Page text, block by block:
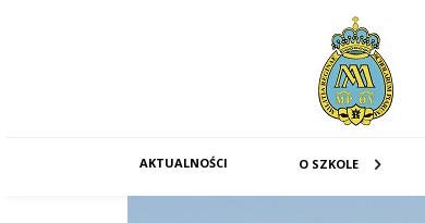
AKTUALNOŚCI O SZKOLE